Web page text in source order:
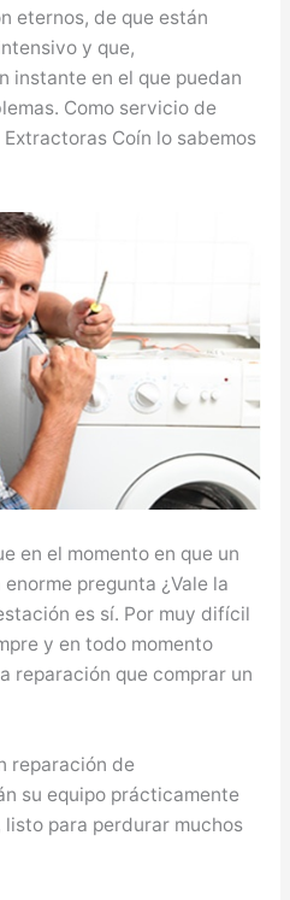
eternos, de que están
y que,
instante en el que puedan
Como servicio de
Coín lo sabemos
en el momento en que un
pregunta ¿Vale la
es sí. Por muy difícil
y en todo momento
reparación que comprar un
reparación de
su equipo prácticamente
para perdurar muchos